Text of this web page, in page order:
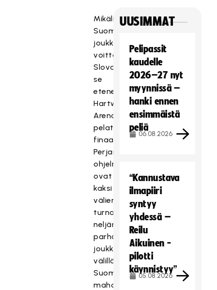
Mikäli
Suomen
joukkue
voittaa
Slovakian,
se
etenee
Hartwall
Arenalla
pelattavaan
finaaliviikonloppuun.
Perjantaina
ohjelmassa
ovat
kaksi
välieräottelua
turnauksen
neljän
parhaan
joukkueen
välillä.
Suomen
mahdollinen
UUSIMMAT
Pelipassit
kaudelle
2026–27 nyt
myynnissä –
hanki ennen
ensimmäistä
peliä
06.08.2026
“Kannustava
ilmapiiri
syntyy
yhdessä –
Reilu
Aikuinen -
pilotti
käynnistyy”
05.08.2026